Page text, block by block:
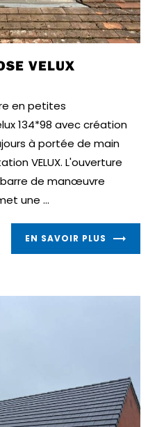
VELUX
en petites
134*98 avec création
à portée de main
VELUX. L'ouverture
de manœuvre
une ...
EN SAVOIR PLUS